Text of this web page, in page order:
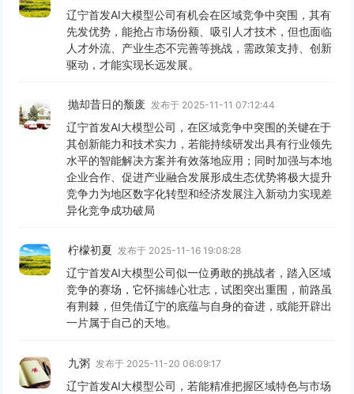
辽宁首发AI大模型公司有机会在区域竞争中突围，其有
先发优势，能抢占市场份额、吸引人才技术，但也面临
人才外流、产业生态不完善等挑战，需政策支持、创新
驱动，才能实现长远发展。
抛却昔日的颓废 发布于 2025-11-11 07:12:44
辽宁首发AI大模型公司，在区域竞争中突围的关键在于
其创新能力和技术实力，若能持续研发出具有行业领先
水平的智能解决方案并有效落地应用；同时加强与本地
企业合作、促进产业融合发展形成生态优势将极大提升
竞争力为地区数字化转型和经济发展注入新动力实现差
异化竞争成功破局
柠檬初夏 发布于 2025-11-16 19:08:28
辽宁首发AI大模型公司似一位勇敢的挑战者，踏入区域
竞争的赛场，它怀揣雄心壮志，试图突出重围，前路虽
有荆棘，但凭借辽宁的底蕴与自身的奋进，或能开辟出
一片属于自己的天地。
九粥 发布于 2025-11-20 06:09:17
辽宁首发AI大模型公司，若能精准把握区域特色与市场